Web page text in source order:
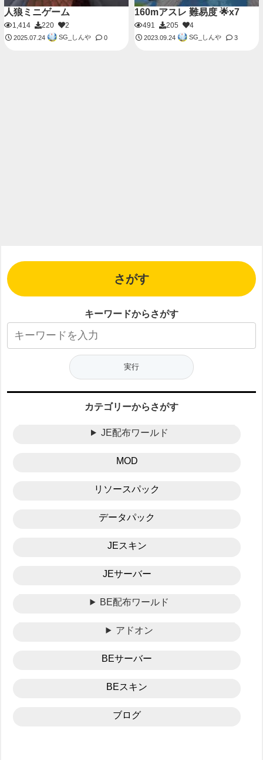
人狼ミニゲーム
1,414 220 2
2025.07.24 SG_しんや 0
160mアスレ 難易度 🌟x7
491 205 4
2023.09.24 SG_しんや 3
さがす
キーワードからさがす
カテゴリーからさがす
JE配布ワールド
MOD
リソースパック
データパック
JEスキン
JEサーバー
BE配布ワールド
アドオン
BEサーバー
BEスキン
ブログ